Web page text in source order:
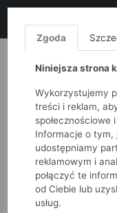
MONNARI
51015kids
Koszulka
Zgoda
Niniejsza strona
Wykorzystujemy
treści i reklam,
Informacje o tym,
udostępniamy
reklamowym i
połączyć te
od Ciebie lub
usług.